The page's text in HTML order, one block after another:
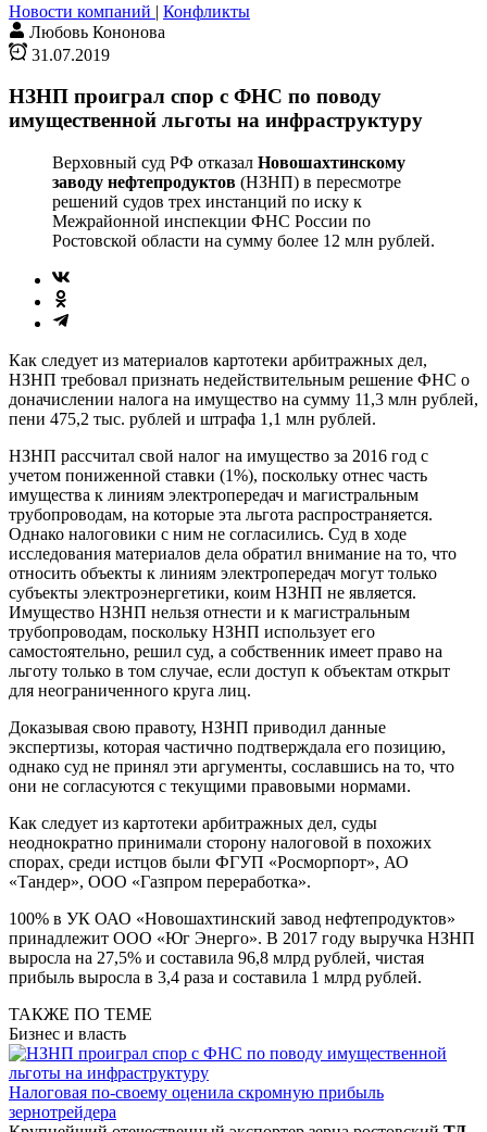
Новости компаний | Конфликты
Любовь Кононова
31.07.2019
НЗНП проиграл спор с ФНС по поводу
имущественной льготы на инфраструктуру
Верховный суд РФ отказал Новошахтинскому
заводу нефтепродуктов (НЗНП) в пересмотре
решений судов трех инстанций по иску к
Межрайонной инспекции ФНС России по
Ростовской области на сумму более 12 млн рублей.
Как следует из материалов картотеки арбитражных дел,
НЗНП требовал признать недействительным решение ФНС о
доначислении налога на имущество на сумму 11,3 млн рублей,
пени 475,2 тыс. рублей и штрафа 1,1 млн рублей.
НЗНП рассчитал свой налог на имущество за 2016 год с
учетом пониженной ставки (1%), поскольку отнес часть
имущества к линиям электропередач и магистральным
трубопроводам, на которые эта льгота распространяется.
Однако налоговики с ним не согласились. Суд в ходе
исследования материалов дела обратил внимание на то, что
относить объекты к линиям электропередач могут только
субъекты электроэнергетики, коим НЗНП не является.
Имущество НЗНП нельзя отнести и к магистральным
трубопроводам, поскольку НЗНП использует его
самостоятельно, решил суд, а собственник имеет право на
льготу только в том случае, если доступ к объектам открыт
для неограниченного круга лиц.
Доказывая свою правоту, НЗНП приводил данные
экспертизы, которая частично подтверждала его позицию,
однако суд не принял эти аргументы, сославшись на то, что
они не согласуются с текущими правовыми нормами.
Как следует из картотеки арбитражных дел, суды
неоднократно принимали сторону налоговой в похожих
спорах, среди истцов были ФГУП «Росморпорт», АО
«Тандер», ООО «Газпром переработка».
100% в УК ОАО «Новошахтинский завод нефтепродуктов»
принадлежит ООО «Юг Энерго». В 2017 году выручка НЗНП
выросла на 27,5% и составила 96,8 млрд рублей, чистая
прибыль выросла в 3,4 раза и составила 1 млрд рублей.
ТАКЖЕ ПО ТЕМЕ
Бизнес и власть
Налоговая по-своему оценила скромную прибыль
зернотрейдера